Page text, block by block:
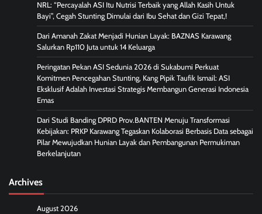
NRL: “Percayalah ASI Itu Nutrisi Terbaik yang Allah Kasih Untuk
Bayi”, Cegah Stunting Dimulai dari Ibu Sehat dan Gizi Tepat,!
Dari Amanah Zakat Menjadi Hunian Layak: BAZNAS Karawang
Salurkan Rp110 Juta untuk 14 Keluarga
Peringatan Pekan ASI Sedunia 2026 di Sukabumi Perkuat
Komitmen Pencegahan Stunting, Kang Pipik Taufik Ismail: ASI
Eksklusif Adalah Investasi Strategis Membangun Generasi Indonesia
Emas
Dari Studi Banding DPRD Prov.BANTEN Menuju Transformasi
Kebijakan: PRKP Karawang Tegaskan Kolaborasi Berbasis Data sebagai
Pilar Mewujudkan Hunian Layak dan Pembangunan Permukiman
Berkelanjutan
Archives
August 2026